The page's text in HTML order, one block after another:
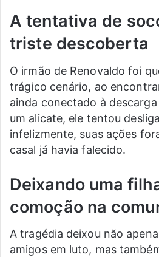
A tentativa de
triste descoberta
O irmão de Renovaldo foi
trágico cenário, ao
ainda conectado à
um alicate, ele tentou
infelizmente, suas ações
casal já havia falecido.
Deixando uma
comoção na
A tragédia deixou não
amigos em luto, mas